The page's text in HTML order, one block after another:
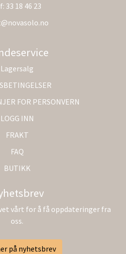
33 18 46 23
Lagersalg
FOR PERSONVERN
LOGG INN
FRAKT
FAQ
BUTIKK
vårt for å få oppdateringer fra
oss.
på nyhetsbrev